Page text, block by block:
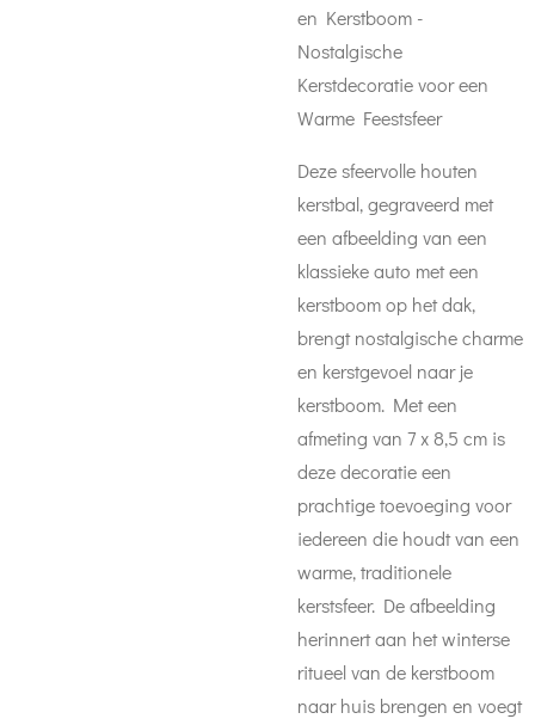
en Kerstboom -
Nostalgische
Kerstdecoratie voor een
Warme Feestsfeer
Deze sfeervolle houten
kerstbal, gegraveerd met
een afbeelding van een
klassieke auto met een
kerstboom op het dak,
brengt nostalgische charme
en kerstgevoel naar je
kerstboom. Met een
afmeting van 7 x 8,5 cm is
deze decoratie een
prachtige toevoeging voor
iedereen die houdt van een
warme, traditionele
kerstsfeer. De afbeelding
herinnert aan het winterse
ritueel van de kerstboom
naar huis brengen en voegt